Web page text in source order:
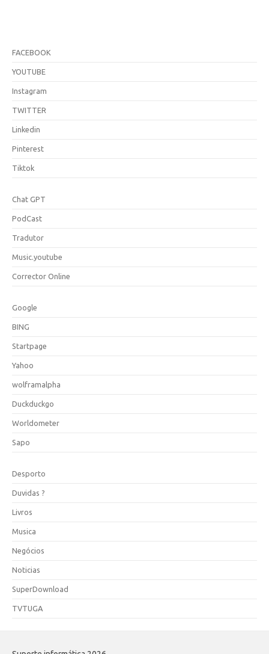
FACEBOOK
YOUTUBE
Instagram
TWITTER
Linkedin
Pinterest
Tiktok
Chat GPT
PodCast
Tradutor
Music.youtube
Corrector Online
Google
BING
Startpage
Yahoo
wolframalpha
Duckduckgo
Worldometer
Sapo
Desporto
Duvidas ?
Livros
Musica
Negócios
Noticias
SuperDownload
TVTUGA